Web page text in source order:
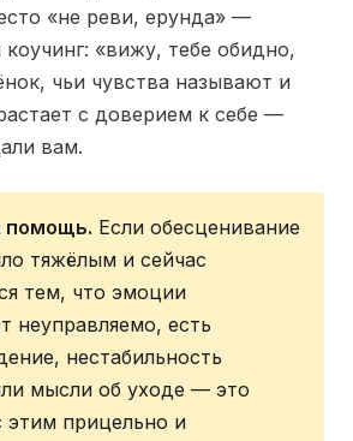
«не реви, ерунда» —
«вижу, тебе обидно,
чьи чувства называют и
с доверием к себе —
вам.
помощь. Если обесценивание
тяжёлым и сейчас
тем, что эмоции
неуправляемо, есть
нестабильность
мысли об уходе — это
этим прицельно и